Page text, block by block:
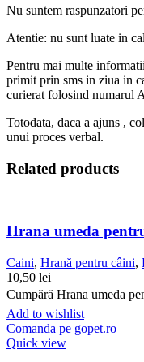
Nu suntem raspunzatori
Atentie: nu sunt luate in
Pentru mai multe
primit prin sms in ziua in
curierat folosind numarul
Totodata, daca a ajuns ,
unui proces verbal.
Related products
Hrana umeda
Caini, Hrană pentru câini,
10,50 lei
Cumpără Hrana umeda
Add to wishlist
Comanda pe gopet.ro
Quick view